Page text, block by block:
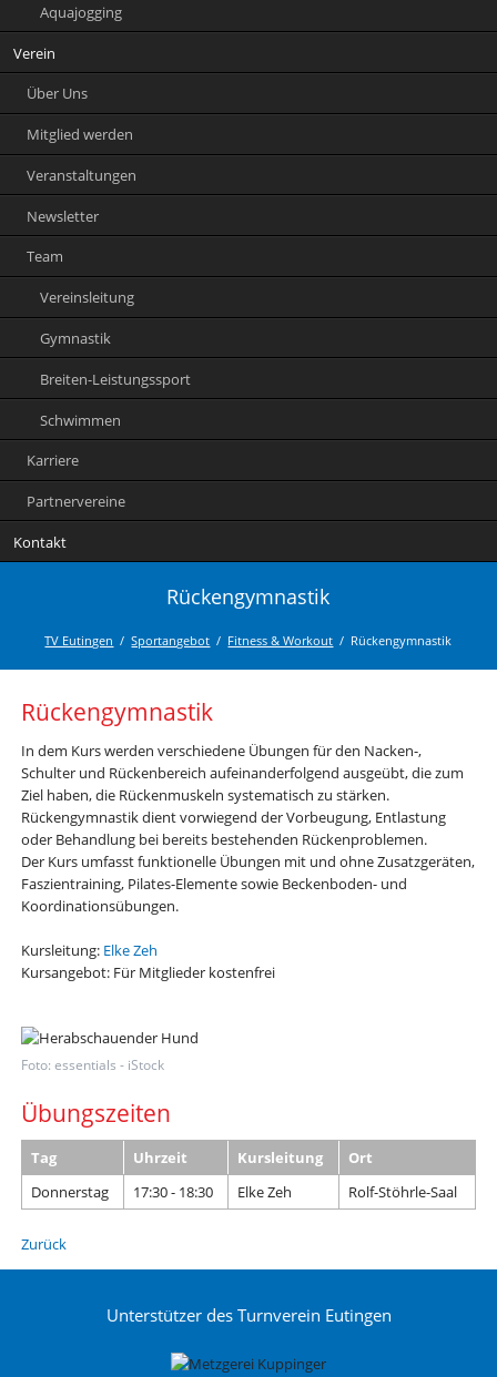
Aquajogging
Verein
Über Uns
Mitglied werden
Veranstaltungen
Newsletter
Team
Vereinsleitung
Gymnastik
Breiten-Leistungssport
Schwimmen
Karriere
Partnervereine
Kontakt
Rückengymnastik
TV Eutingen Sportangebot Fitness & Workout Rückengymnastik
Rückengymnastik
In dem Kurs werden verschiedene Übungen für den Nacken-,
Schulter und Rückenbereich aufeinanderfolgend ausgeübt, die zum
Ziel haben, die Rückenmuskeln systematisch zu stärken.
Rückengymnastik dient vorwiegend der Vorbeugung, Entlastung
oder Behandlung bei bereits bestehenden Rückenproblemen.
Der Kurs umfasst funktionelle Übungen mit und ohne Zusatzgeräten,
Faszientraining, Pilates-Elemente sowie Beckenboden- und
Koordinationsübungen.
Kursleitung: Elke Zeh
Kursangebot: Für Mitglieder kostenfrei
Foto: essentials - iStock
Übungszeiten
Tag Uhrzeit Kursleitung
Ort
Donnerstag
17:30 - 18:30 Elke Zeh Rolf-Stöhrle-Saal
Zurück
Unterstützer des Turnverein Eutingen